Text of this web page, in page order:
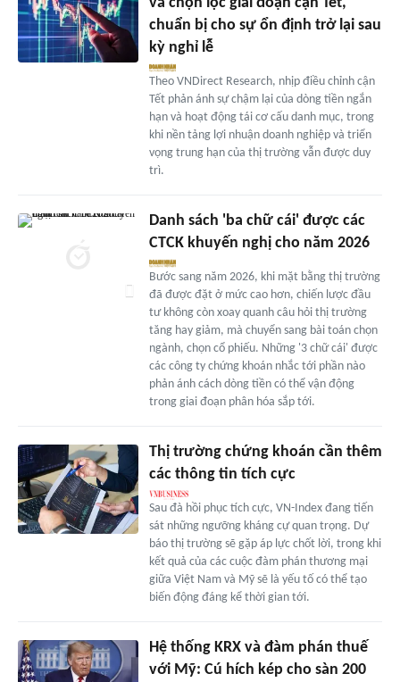
chuẩn bị cho sự ổn định trở lại sau
kỳ nghỉ lễ
Theo VNDirect Research, nhịp điều chỉnh cận
Tết phản ánh sự chậm lại của dòng tiền ngắn
hạn và hoạt động tái cơ cấu danh mục, trong
khi nền tảng lợi nhuận doanh nghiệp và triển
vọng trung hạn của thị trường vẫn được duy
trì.
Danh sách 'ba chữ cái' được các
CTCK khuyến nghị cho năm 2026
Bước sang năm 2026, khi mặt bằng thị trường
đã được đặt ở mức cao hơn, chiến lược đầu
tư không còn xoay quanh câu hỏi thị trường
tăng hay giảm, mà chuyển sang bài toán chọn
ngành, chọn cổ phiếu. Những '3 chữ cái' được
các công ty chứng khoán nhắc tới phần nào
phản ánh cách dòng tiền có thể vận động
trong giai đoạn phân hóa sắp tới.
Thị trường chứng khoán cần thêm
các thông tin tích cực
Sau đà hồi phục tích cực, VN-Index đang tiến
sát những ngưỡng kháng cự quan trọng. Dự
báo thị trường sẽ gặp áp lực chốt lời, trong khi
kết quả của các cuộc đàm phán thương mại
giữa Việt Nam và Mỹ sẽ là yếu tố có thể tạo
biến động đáng kể thời gian tới.
Hệ thống KRX và đàm phán thuế
với Mỹ: Cú hích kép cho sàn 200